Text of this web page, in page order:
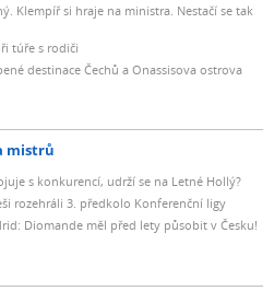
Klempíř si hraje na ministra. Nestačí se tak
túře s rodiči
destinace Čechů a Onassisova ostrova
mistrů
s konkurencí, udrží se na Letné Hollý?
rozehráli 3. předkolo Konferenční ligy
Diomande měl před lety působit v Česku!